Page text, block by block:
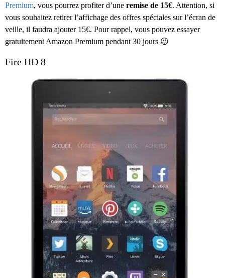
Premium, vous pourrez profiter d’une remise de 15€. Attention, si
vous souhaitez retirer l’affichage des offres spéciales sur l’écran de
veille, il faudra ajouter 15€. Pour rappel, vous pouvez essayer
gratuitement Amazon Premium pendant 30 jours 😉
Fire HD 8